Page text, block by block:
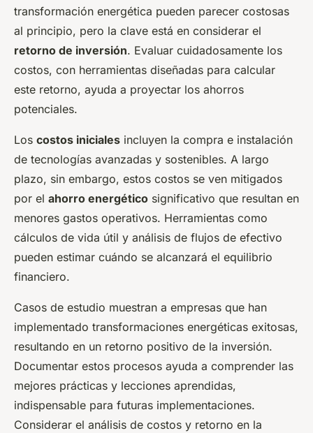
transformación energética pueden parecer costosas
al principio, pero la clave está en considerar el
retorno de inversión. Evaluar cuidadosamente los
costos, con herramientas diseñadas para calcular
este retorno, ayuda a proyectar los ahorros
potenciales.
Los costos iniciales incluyen la compra e instalación
de tecnologías avanzadas y sostenibles. A largo
plazo, sin embargo, estos costos se ven mitigados
por el ahorro energético significativo que resultan en
menores gastos operativos. Herramientas como
cálculos de vida útil y análisis de flujos de efectivo
pueden estimar cuándo se alcanzará el equilibrio
financiero.
Casos de estudio muestran a empresas que han
implementado transformaciones energéticas exitosas,
resultando en un retorno positivo de la inversión.
Documentar estos procesos ayuda a comprender las
mejores prácticas y lecciones aprendidas,
indispensable para futuras implementaciones.
Considerar el análisis de costos y retorno en la